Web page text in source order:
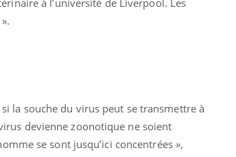
la souche du virus peut se transmettre à
devienne zoonotique ne soient
se sont jusqu’ici concentrées »,
Le Ramadan approche, et, pour de
nombreuses personnes atteintes de
diabète, c'est une période de questions, de
défis, mais ...